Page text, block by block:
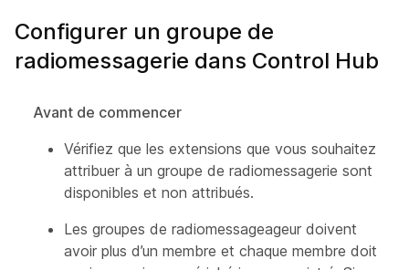
Configurer un groupe de
radiomessagerie dans Control Hub
Avant de commencer
Vérifiez que les extensions que vous souhaitez
attribuer à un groupe de radiomessagerie sont
disponibles et non attribués.
Les groupes de radiomessageageur doivent
avoir plus d’un membre et chaque membre doit